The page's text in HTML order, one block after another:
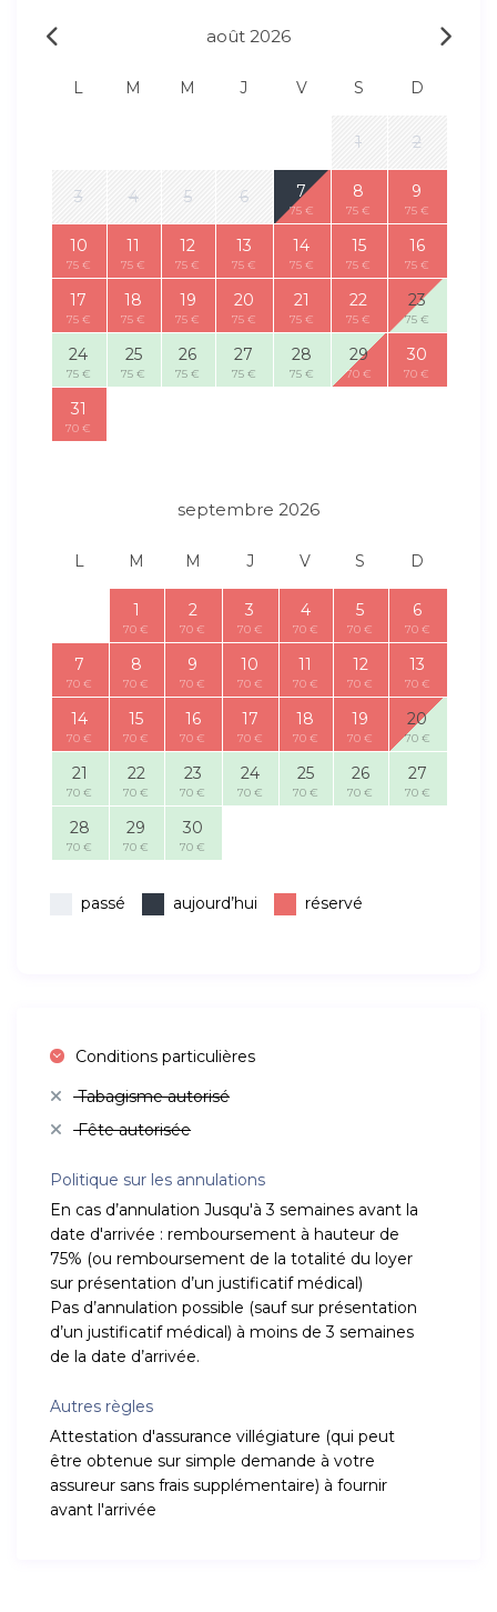
août 2026
L M M J V S D
1 2
3 4 5 6 7
75 €
8
75 €
9
75 €
10
75 €
11
75 €
12
75 €
13
75 €
14
75 €
15
75 €
16
75 €
17
75 €
18
75 €
19
75 €
20
75 €
21
75 €
22
75 €
23
75 €
24
75 €
25
75 €
26
75 €
27
75 €
28
75 €
29
70 €
30
70 €
31
70 €
septembre 2026
L M M J V S D
1
70 €
2
70 €
3
70 €
4
70 €
5
70 €
6
70 €
7
70 €
8
70 €
9
70 €
10
70 €
11
70 €
12
70 €
13
70 €
14
70 €
15
70 €
16
70 €
17
70 €
18
70 €
19
70 €
20
70 €
21
70 €
22
70 €
23
70 €
24
70 €
25
70 €
26
70 €
27
70 €
28
70 €
29
70 €
30
70 €
passé aujourd’hui réservé
Conditions particulières
Tabagisme autorisé
Fête autorisée
Politique sur les annulations
En cas d’annulation Jusqu'à 3 semaines avant la
date d'arrivée : remboursement à hauteur de
75% (ou remboursement de la totalité du loyer
sur présentation d’un justificatif médical)
Pas d’annulation possible (sauf sur présentation
d’un justificatif médical) à moins de 3 semaines
de la date d’arrivée.
Autres règles
Attestation d'assurance villégiature (qui peut
être obtenue sur simple demande à votre
assureur sans frais supplémentaire) à fournir
avant l'arrivée